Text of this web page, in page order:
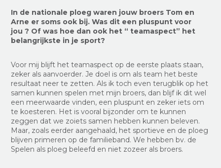
In de nationale ploeg waren jouw broers Tom en
Arne er soms ook bij. Was dit een pluspunt voor
jou ? Of was hoe dan ook het “ teamaspect” het
belangrijkste in je sport?
Voor mij blijft het teamaspect op de eerste plaats staan,
zeker als aanvoerder. Je doel is om als team het beste
resultaat neer te zetten. Als ik toch even terugblik op het
samen kunnen spelen met mijn broers, dan blijf ik dit wel
een meerwaarde vinden, een pluspunt en zeker iets om
te koesteren. Het is vooral bijzonder om te kunnen
zeggen dat we zoiets samen hebben kunnen beleven.
Maar, zoals eerder aangehaald, het sportieve en de ploeg
blijven primeren op de familieband. We hebben bv. de
Spelen als ploeg beleefd en niet zozeer als broers.